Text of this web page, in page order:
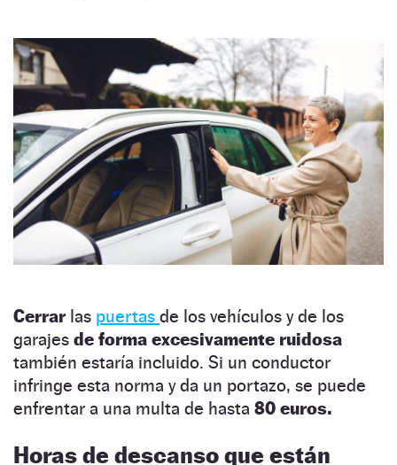
Cerrar las puertas de los vehículos y de los
garajes de forma excesivamente ruidosa
también estaría incluido. Si un conductor
infringe esta norma y da un portazo, se puede
enfrentar a una multa de hasta 80 euros.
Horas de descanso que están